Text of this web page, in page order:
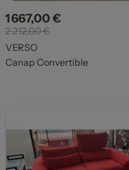
Prix
1 667,00 €Prix de base
2 212,00 €
VERSO
Canap Convertible